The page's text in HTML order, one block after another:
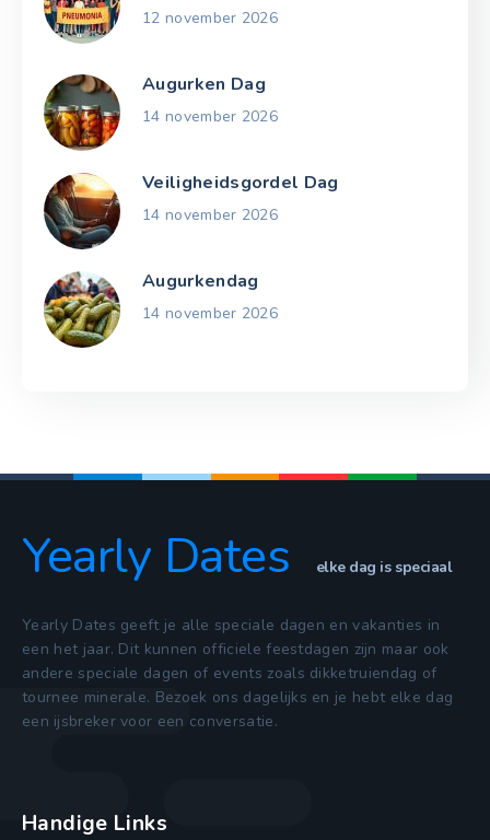
12 november 2026
Augurken Dag
14 november 2026
Veiligheidsgordel Dag
14 november 2026
Augurkendag
14 november 2026
Yearly Dates elke dag is speciaal
Yearly Dates geeft je alle speciale dagen en vakanties in
een het jaar. Dit kunnen officiele feestdagen zijn maar ook
andere speciale dagen of events zoals dikketruiendag of
tournee minerale. Bezoek ons dagelijks en je hebt elke dag
een ijsbreker voor een conversatie.
Handige Links